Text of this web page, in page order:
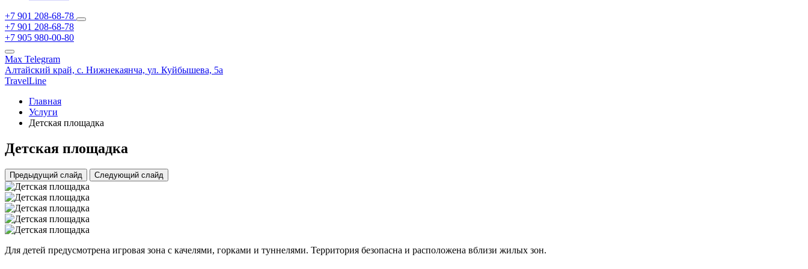
+7 901 208-68-78
+7 901 208-68-78
+7 905 980-00-80
Max Telegram
Алтайский край, с. Нижнекаянча, ул. Куйбышева, 5а
TravelLine
Главная
Услуги
Детская площадка
Детская площадка
Предыдущий слайд Следующий слайд
Для детей предусмотрена игровая зона с качелями, горками и туннелями. Территория безопасна и расположена вблизи жилых зон.